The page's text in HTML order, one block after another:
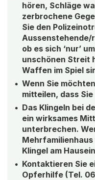
hören, Schläge
zerbrochene
Sie den
Aussenstehende/
ob es sich ‘nur’
unschönen Streit
Waffen im Spiel
Wenn Sie
mitteilen, dass
Das Klingeln bei
ein wirksames
unterbrechen.
Mehrfamilienhaus
Klingel am
Kontaktieren Sie
Opferhilfe (Tel.